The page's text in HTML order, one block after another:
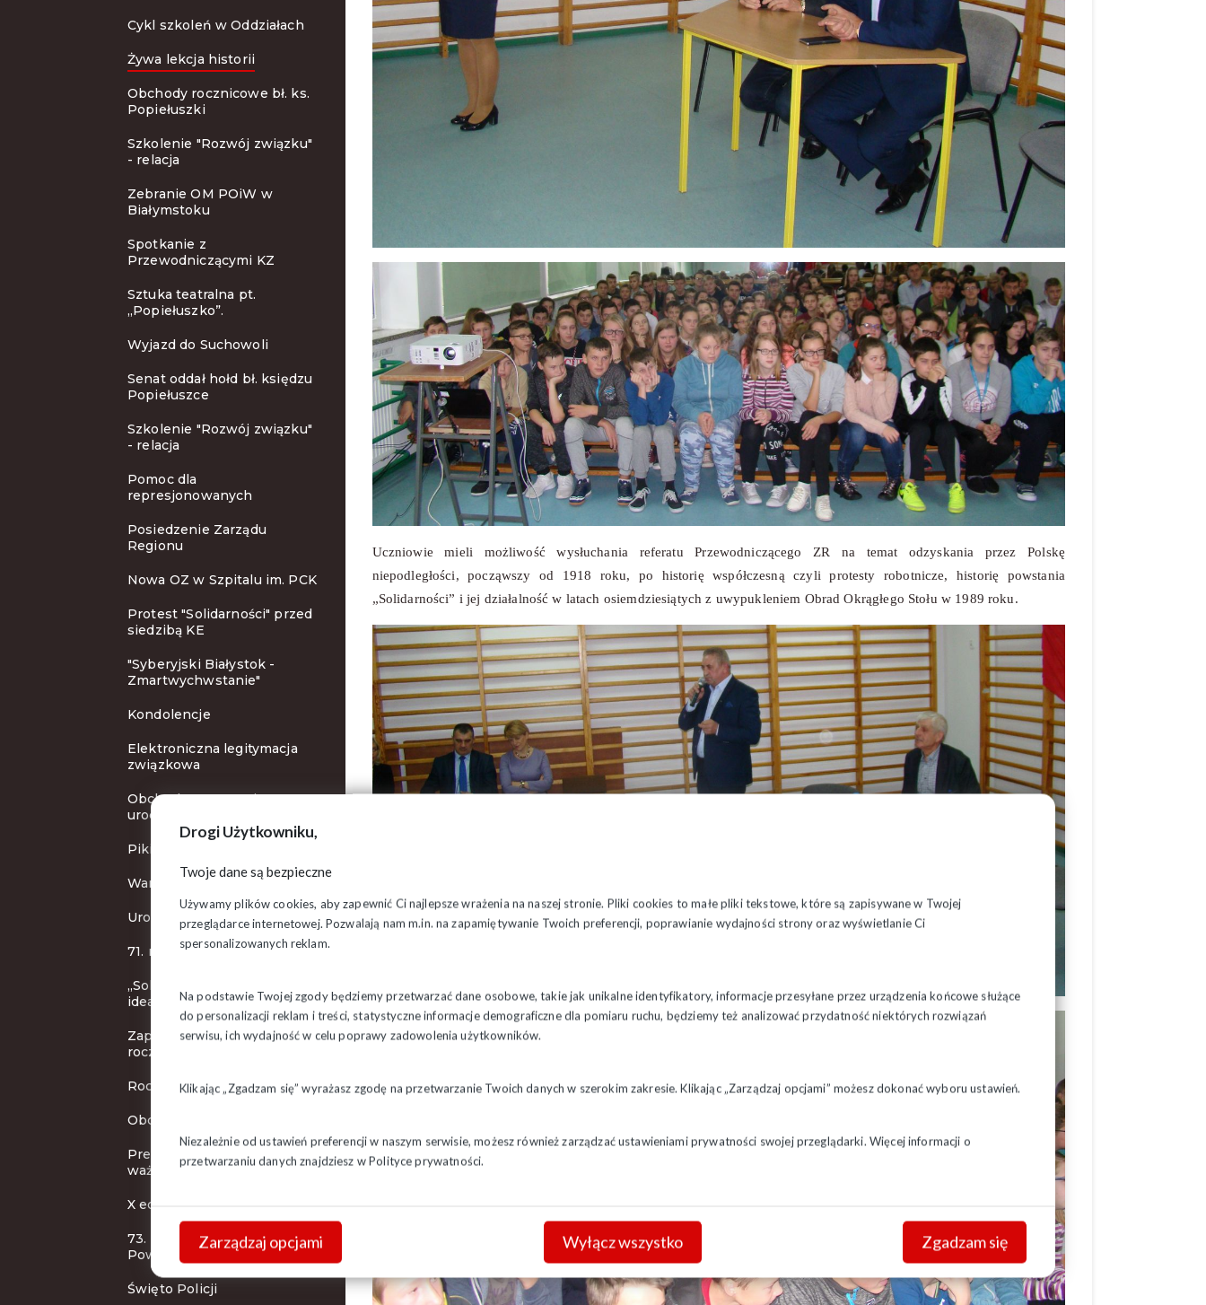
Drogi Użytkowniku,
Twoje dane są bezpieczne
Używamy plików cookies, aby zapewnić Ci najlepsze wrażenia na naszej stronie. Pliki cookies to małe pliki tekstowe, które są zapisywane w Twojej
przeglądarce internetowej. Pozwalają nam m.in. na zapamiętywanie Twoich preferencji, poprawianie wydajności strony oraz wyświetlanie Ci
spersonalizowanych reklam.
Na podstawie Twojej zgody będziemy przetwarzać dane osobowe, takie jak unikalne identyfikatory, informacje przesyłane przez urządzenia końcowe służące
do personalizacji reklam i treści, statystyczne informacje demograficzne dla pomiaru ruchu, będziemy też analizować przydatność niektórych rozwiązań
serwisu, ich wydajność w celu poprawy zadowolenia użytkowników.
Klikając „Zgadzam się” wyrażasz zgodę na przetwarzanie Twoich danych w szerokim zakresie. Klikając „Zarządzaj opcjami” możesz dokonać wyboru ustawień.
Niezależnie od ustawień preferencji w naszym serwisie, możesz również zarządzać ustawieniami prywatności swojej przeglądarki. Więcej informacji o
przetwarzaniu danych znajdziesz wPolityce prywatności.
Zarządzaj opcjami Wyłącz wszystko Zgadzam się
Cykl szkoleń w Oddziałach
Żywa lekcja historii
Obchody rocznicowe bł. ks.
Popiełuszki
Szkolenie "Rozwój związku"
- relacja
Zebranie OM POiW w
Białymstoku
Spotkanie z
Przewodniczącymi KZ
Sztuka teatralna pt.
„Popiełuszko”.
Wyjazd do Suchowoli
Senat oddał hołd bł. księdzu
Popiełuszce
Szkolenie "Rozwój związku"
- relacja
Pomoc dla
represjonowanych
Posiedzenie Zarządu
Regionu
Nowa OZ w Szpitalu im. PCK
Protest "Solidarności" przed
siedzibą KE
"Syberyjski Białystok -
Zmartwychwstanie"
Kondolencje
Elektroniczna legitymacja
związkowa
Obchody 70. rocznicy
urodzin
Pikieta protestacyjna
Warto aktywnie działać
Uroczystości rocznicowe
71. rocznica śmierci "Inki"
„Solidarność” wierna swoim
ideałom
Zaproszenie na obchody
rocznicowe
Rocznica bitwy o Białystok
Obchody 37 rocznicy
Prezydent podpisał dwie
ważne ustawy
X edycja konkursu PPP
73. rocznica wybuchu
Powstania Warszawskiego
Święto Policji
Uczniowie mieli możliwość wysłuchania referatu Przewodniczącego ZR na temat odzyskania przez Polskę
niepodległości, począwszy od 1918 roku, po historię współczesną czyli protesty robotnicze, historię powstania
„Solidarności” i jej działalność w latach osiemdziesiątych z uwypukleniem Obrad Okrągłego Stołu w 1989 roku.